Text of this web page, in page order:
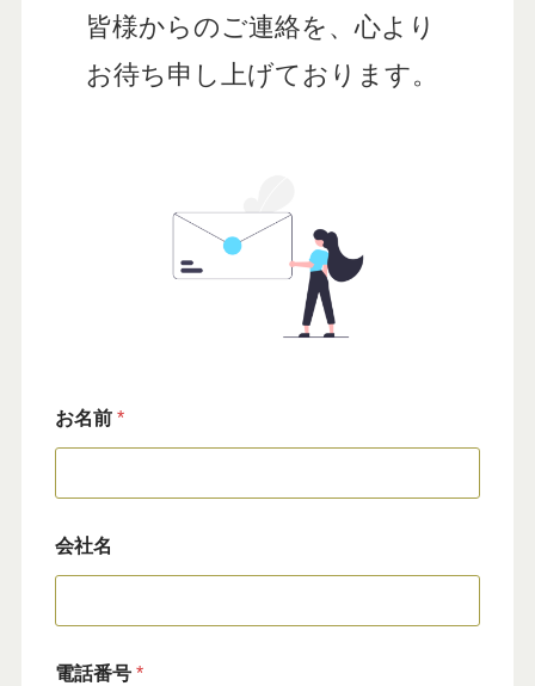
皆様からのご連絡を、心より
お待ち申し上げております。
お名前 *
会社名
電話番号 *